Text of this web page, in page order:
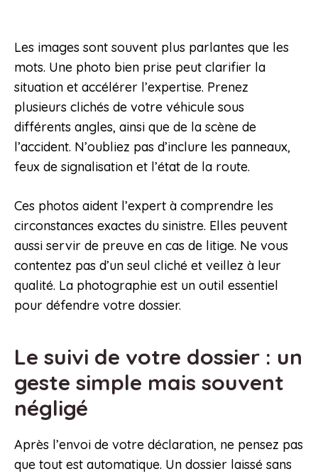
Les images sont souvent plus parlantes que les
mots. Une photo bien prise peut clarifier la
situation et accélérer l’expertise. Prenez
plusieurs clichés de votre véhicule sous
différents angles, ainsi que de la scène de
l’accident. N’oubliez pas d’inclure les panneaux,
feux de signalisation et l’état de la route.
Ces photos aident l’expert à comprendre les
circonstances exactes du sinistre. Elles peuvent
aussi servir de preuve en cas de litige. Ne vous
contentez pas d’un seul cliché et veillez à leur
qualité. La photographie est un outil essentiel
pour défendre votre dossier.
Le suivi de votre dossier : un
geste simple mais souvent
négligé
Après l’envoi de votre déclaration, ne pensez pas
que tout est automatique. Un dossier laissé sans